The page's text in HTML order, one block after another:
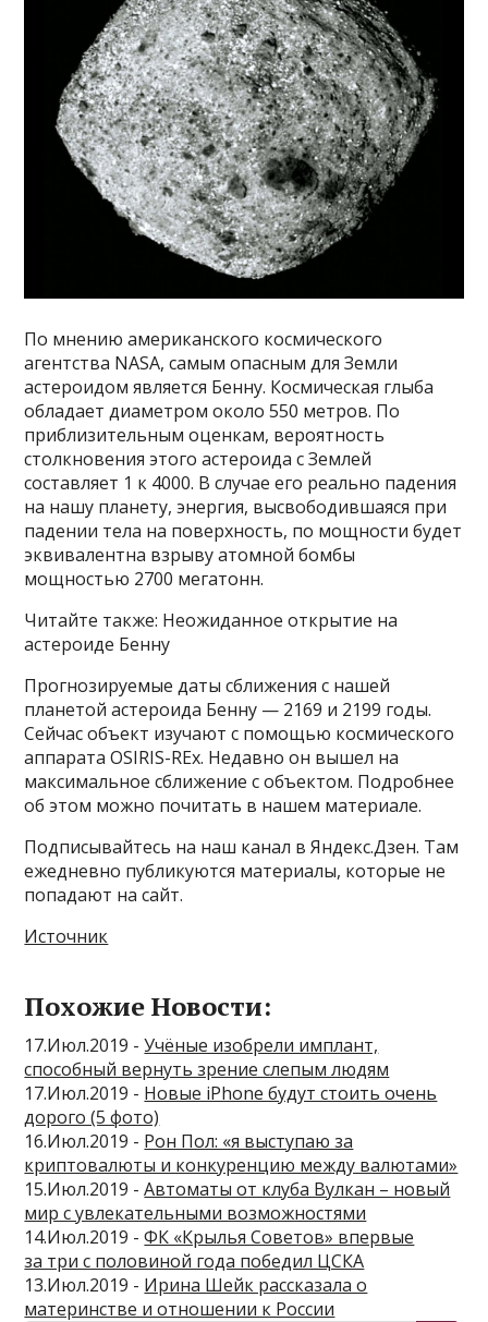
По мнению американского космического
агентства NASA, самым опасным для Земли
астероидом является Бенну. Космическая глыба
обладает диаметром около 550 метров. По
приблизительным оценкам, вероятность
столкновения этого астероида с Землей
составляет 1 к 4000. В случае его реально падения
на нашу планету, энергия, высвободившаяся при
падении тела на поверхность, по мощности будет
эквивалентна взрыву атомной бомбы
мощностью 2700 мегатонн.
Читайте также: Неожиданное открытие на
астероиде Бенну
Прогнозируемые даты сближения с нашей
планетой астероида Бенну — 2169 и 2199 годы.
Сейчас объект изучают с помощью космического
аппарата OSIRIS-REx. Недавно он вышел на
максимальное сближение с объектом. Подробнее
об этом можно почитать в нашем материале.
Подписывайтесь на наш канал в Яндекс.Дзен. Там
ежедневно публикуются материалы, которые не
попадают на сайт.
Источник
Похожие Новости:
17.Июл.2019 -Учёные изобрели имплант,
способный вернуть зрение слепым людям
17.Июл.2019 - Новые iPhone будут стоить очень
дорого (5 фото)
16.Июл.2019 - Рон Пол: «я выступаю за
криптовалюты и конкуренцию между валютами»
15.Июл.2019 -Автоматы от клуба Вулкан – новый
мир с увлекательными возможностями
14.Июл.2019 -ФК «Крылья Советов» впервые
за три с половиной года победил ЦСКА
13.Июл.2019 - Ирина Шейк рассказала о
материнстве и отношении к России